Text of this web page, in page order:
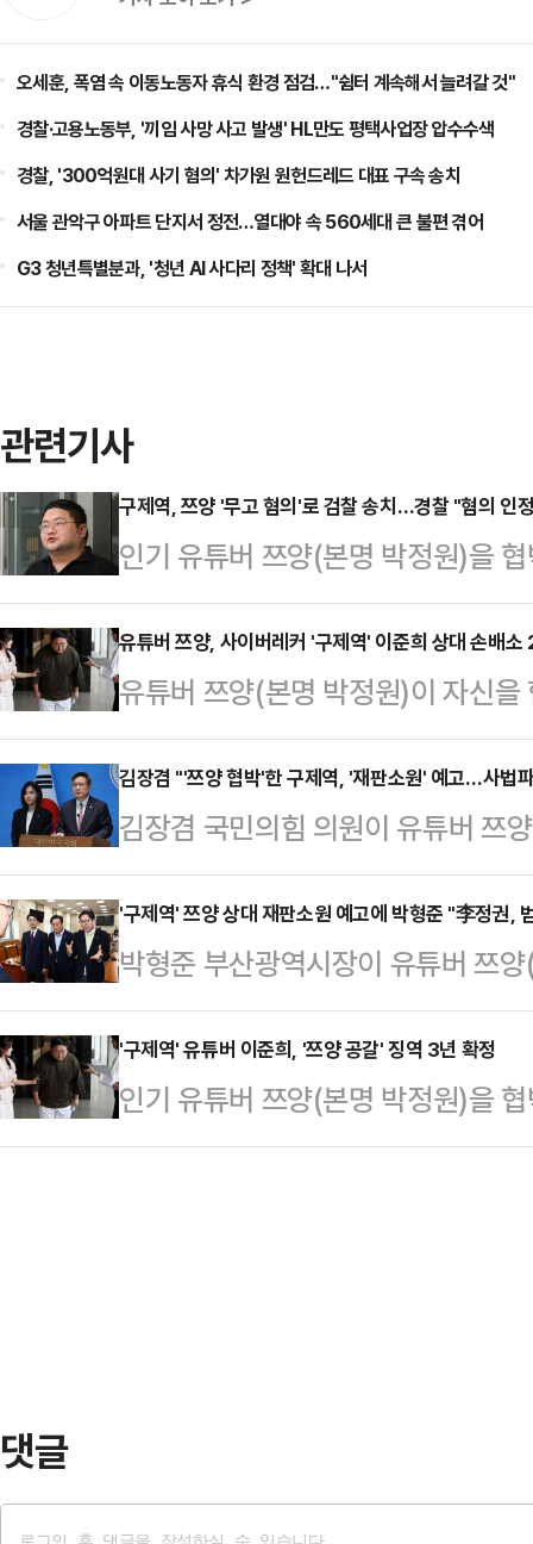
오세훈, 폭염 속 이동노동자 휴식 환경 점검…"쉼터 계속해서 늘려갈 것"
경찰·고용노동부, '끼임 사망 사고 발생' HL만도 평택사업장 압수수색
경찰, '300억원대 사기 혐의' 차가원 원헌드레드 대표 구속 송치
서울 관악구 아파트 단지서 정전…열대야 속 560세대 큰 불편 겪어
G3 청년특별분과, '청년 AI 사다리 정책' 확대 나서
관련기사
구제역, 쯔양 '무고 혐의'로 검찰 송치…경찰 "혐의 인
인기 유튜버 쯔양(본명 박정원)을
확정받은 유튜버 구제역(본명 이준
된 것으로 알려졌다.10일 경찰 등
의로 이씨를 검찰에 송치했다.이
의 탈세 및 사생활 관련 의혹을 제
다"며 겁을 주고 5500만원을 뜯은
이 위증을 했다"며 허위의 내용을
경찰서는 지난해…
유튜버 쯔양, 사이버레커 '구제역' 이준희 상대 손배소
유튜버 쯔양(본명 박정원)이 자신
유튜버 구제역(본명 이준희)을 상
다음 달 시작된다.30일 법조계에
휴옥 성지호 김현미 부장판사)는
상대로 제기한 손해배상 청구 소송
지난 2024년 9월 "공갈 협박으로
을 배상하라"며 구제역을 상대로 1
사(본명 …
김장겸 "'쯔양 협박'한 구제역, '재판소원' 예고…사법
김장겸 국민의힘 의원이 유튜버 쯔
혐의로 실형이 확정된 유튜버 '구제
도입된 재판소원 제도를 이용해 불
통령 한 사람을 구하기 위한 사법파
타나고 있다"고 비판했다.김장겸
사와 함께 18일 국회에서 기자회견
을 더 끌 수 있는 통로를 열어주고,
기고 있다"고 지적했다.김…
'구제역' 쯔양 상대 재판소원 예고에 박형준 "李정권,
박형준 부산광역시장이 유튜버 쯔
낸 혐의로 실형을 확정받은 렉카 유
"이재명 정권의 사법 3법 개악이 범
통속에 내몰고 있다"고 개탄했다.
해 "오늘, 끝났다고 믿었던 판결 뒤
'구제역' 유튜버 이준희, '쯔양 공갈' 징역 3년 확정
인기 유튜버 쯔양(본명 박정원)을
넘겨진 유튜버 구제역(본명 이준희
댓글